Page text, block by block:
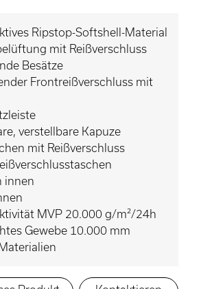
Ripstop-Softshell-Material
mit Reißverschluss
Besätze
Frontreißverschluss mit
verstellbare Kapuze
mit Reißverschluss
innen
MVP 20.000 g/m²/24h
Gewebe 10.000 mm